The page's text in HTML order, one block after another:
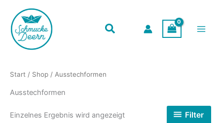
Inhalt
springen
Start / Shop / Ausstechformen
Ausstechformen
Einzelnes Ergebnis wird angezeigt Filter